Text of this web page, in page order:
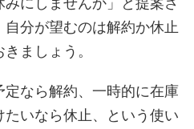
分が望むのは解約か休止
ましょう。
なら解約、一時的に在庫
いなら休止、という使い